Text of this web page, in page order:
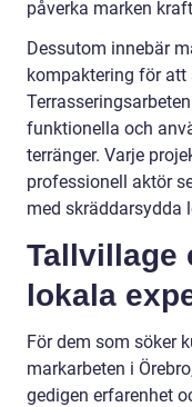
påverka marken
Dessutom innebär
kompaktering för
funktionella och
terränger. Varje
professionell aktör
med skräddarsydda
Tallvillage
lokala
För dem som söker
markarbeten i
gedigen erfarenhet